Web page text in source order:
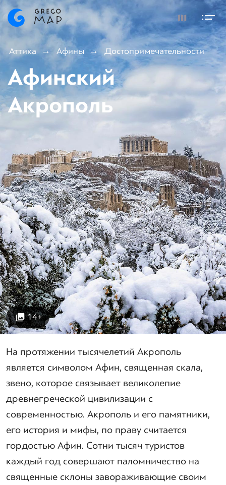
Аттика Афины Достопримечательности
Афинский
Акрополь
14+
На протяжении тысячелетий Акрополь
является символом Афин, священная скала,
звено, которое связывает великолепие
древнегреческой цивилизации с
современностью. Акрополь и его памятники,
его история и мифы, по праву считается
гордостью Афин. Сотни тысяч туристов
каждый год совершают паломничество на
священные склоны завораживающие своим